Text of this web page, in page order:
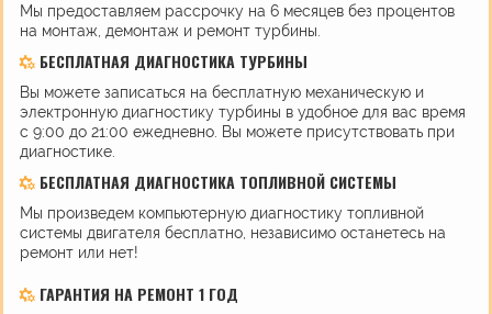
Мы предоставляем рассрочку на 6 месяцев без процентов
на монтаж, демонтаж и ремонт турбины.
БЕСПЛАТНАЯ ДИАГНОСТИКА ТУРБИНЫ
Вы можете записаться на бесплатную механическую и
электронную диагностику турбины в удобное для вас время
с 9:00 до 21:00 ежедневно. Вы можете присутствовать при
диагностике.
БЕСПЛАТНАЯ ДИАГНОСТИКА ТОПЛИВНОЙ СИСТЕМЫ
Мы произведем компьютерную диагностику топливной
системы двигателя бесплатно, независимо останетесь на
ремонт или нет!
ГАРАНТИЯ НА РЕМОНТ 1 ГОД